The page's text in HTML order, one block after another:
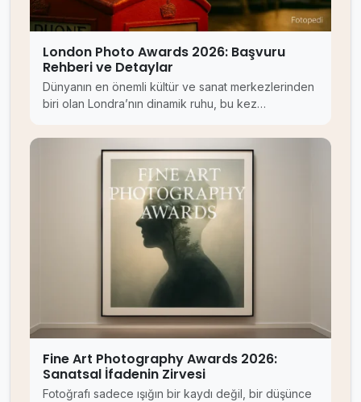
London Photo Awards 2026: Başvuru
Rehberi ve Detaylar
Dünyanın en önemli kültür ve sanat merkezlerinden
biri olan Londra’nın dinamik ruhu, bu kez…
Fine Art Photography Awards 2026:
Sanatsal İfadenin Zirvesi
Fotoğrafı sadece ışığın bir kaydı değil, bir düşünce